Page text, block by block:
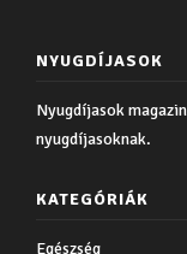
NYUGDÍJASOK
Nyugdíjasok
nyugdíjasoknak.
KATEGÓRIÁK
Egészség